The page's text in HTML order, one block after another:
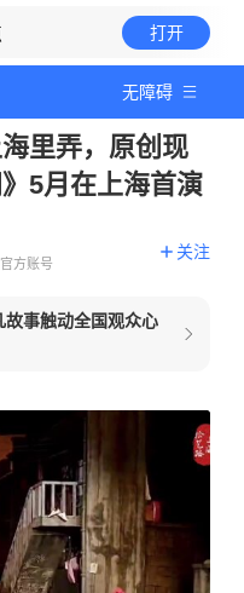
打开
无障碍
里弄，原创现
5月在上海首演
方账号
关注
故事触动全国观众心